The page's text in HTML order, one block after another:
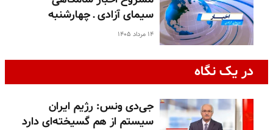
سیمای آزادی ـ چهارشنبه
۱۴ مرداد ۱۴۰۵
در یک نگاه
جی‌دی ونس: رژیم ایران
سیستم از هم گسیخته‌ای دارد